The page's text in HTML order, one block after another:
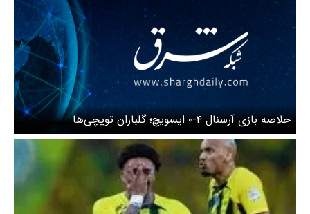
خلاصه بازی آرسنال ۴-۰ ایسویچ؛ گلباران توپچی‌ها